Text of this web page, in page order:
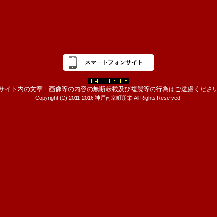
スマートフォンサイト
イト内の文章・画像等の内容の無断転載及び複製等の行為はご遠慮くださ
Copyright (C) 2011-2016 神戸南京町朋栄 All Rights Reserved.